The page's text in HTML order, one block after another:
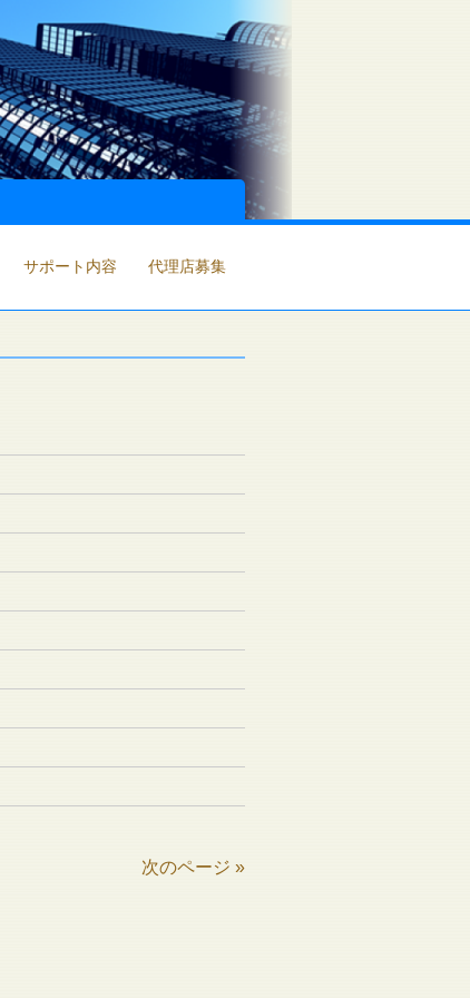
サポート内容 代理店募集
次のページ »